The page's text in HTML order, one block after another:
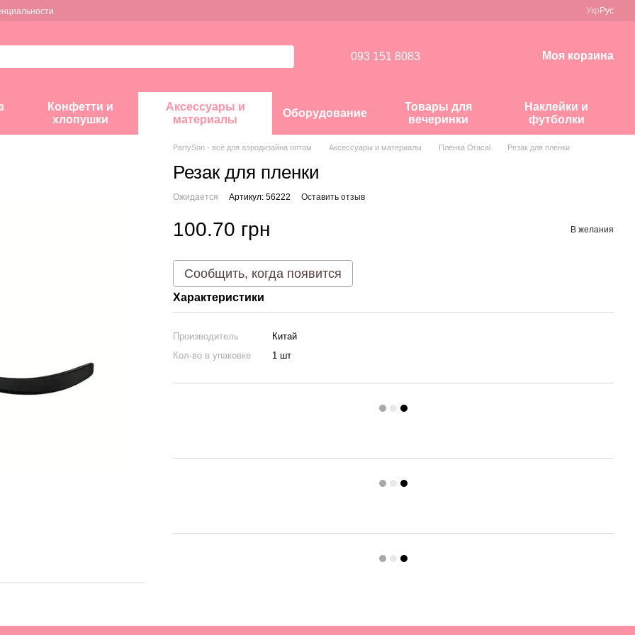
Укр Рус
093 151 8083 Моя корзина
Конфетти и
хлопушки
Аксессуары и
материалы
Оборудование
Товары для
вечеринки
Наклейки и
футболки
PartySon - всё для аэродизайна оптом Аксессуары и материалы Пленка Oracal Резак для пленки
Резак для пленки
Ожидается Артикул: 56222 Оставить отзыв
100.70 грн В желания
Сообщить, когда появится
Характеристики
Производитель
Китай
Кол-во в упаковке
1 шт